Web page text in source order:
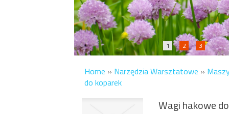
1 2 3
Home » Narzędzia Warsztatowe »
do koparek
Wagi hakowe